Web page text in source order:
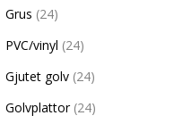
Grus (24)
PVC/vinyl (24)
Gjutet golv (24)
Golvplattor (24)